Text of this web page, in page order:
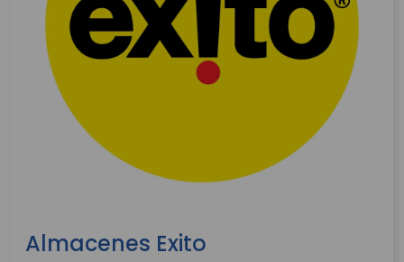
Almacenes Exito